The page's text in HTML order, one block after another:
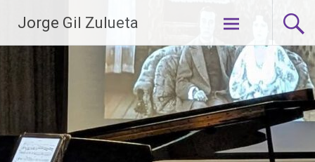
contenido
Jorge Gil Zulueta